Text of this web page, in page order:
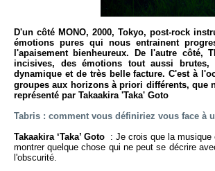
D'un côté MONO, 2000, Tokyo, post-rock
émotions pures qui nous entrainent
l'apaisement bienheureux. De l'autre côté,
incisives, des émotions tout aussi
dynamique et de très belle facture. C'est à
groupes aux horizons à priori différents, que
représenté par Takaakira 'Taka' Goto
Tabris : comment vous définiriez vous face à
Takaakira ‘Taka’ Goto : Je crois que la
montrer quelque chose qui ne peut se décrire
l'obscurité.